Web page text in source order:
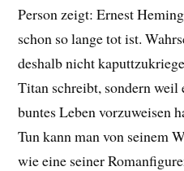
Person zeigt: Ernest
schon so lange tot ist.
deshalb nicht
Titan schreibt, sondern
buntes Leben vorzuweisen
Tun kann man von seinem
wie eine seiner